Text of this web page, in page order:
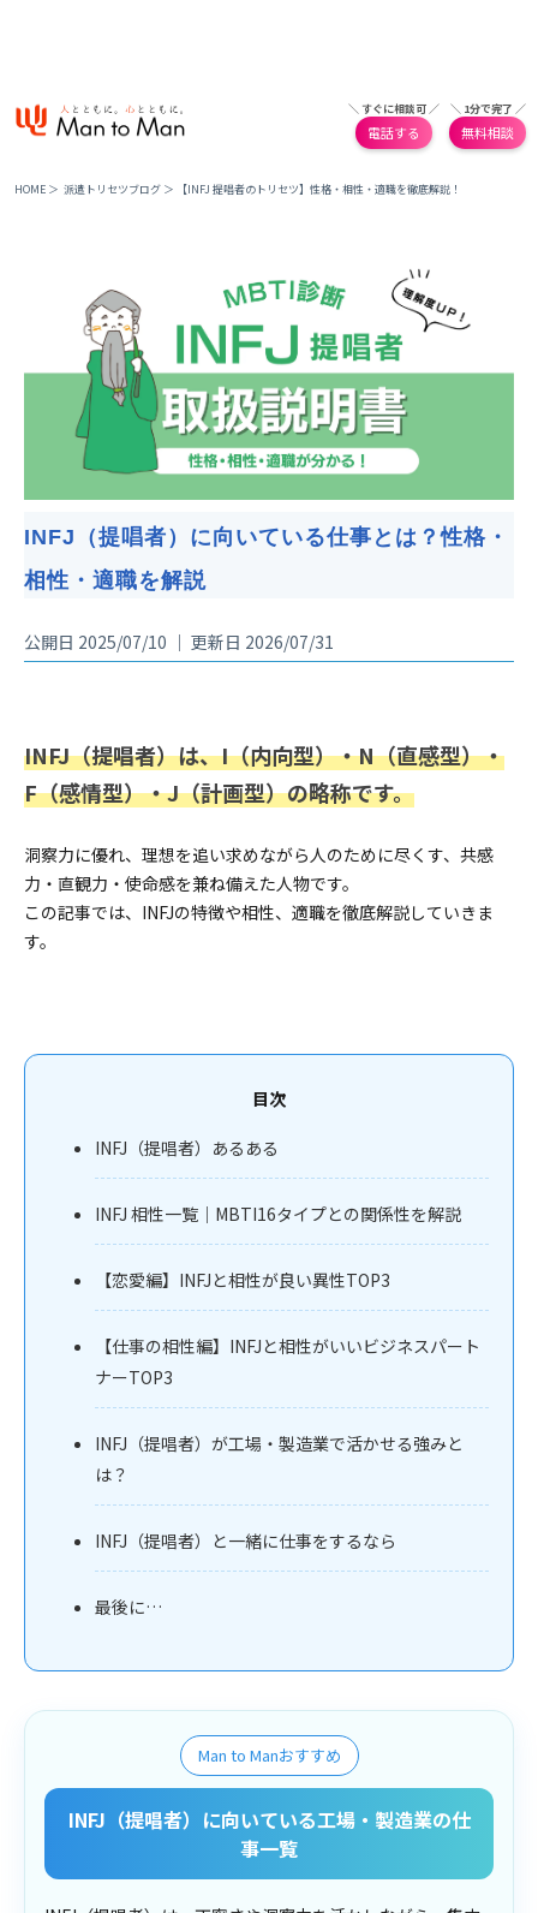
＼ すぐに相談可 ／
電話する
＼ 1分で完了 ／
無料相談
HOME ＞ 派遣トリセツブログ ＞ 【INFJ 提唱者のトリセツ】性格・相性・適職を徹底解説！
INFJ（提唱者）に向いている仕事とは？性格・
相性・適職を解説
公開日 2025/07/10 ｜ 更新日 2026/07/31
INFJ（提唱者）は、I（内向型）・N（直感型）・
F（感情型）・J（計画型）の略称です。
洞察力に優れ、理想を追い求めながら人のために尽くす、共感
力・直観力・使命感を兼ね備えた人物です。
この記事では、INFJの特徴や相性、適職を徹底解説していきま
す。
目次
INFJ（提唱者）あるある
INFJ 相性一覧｜MBTI16タイプとの関係性を解説
【恋愛編】INFJと相性が良い異性TOP3
【仕事の相性編】INFJと相性がいいビジネスパート
ナーTOP3
INFJ（提唱者）が工場・製造業で活かせる強みと
は？
INFJ（提唱者）と一緒に仕事をするなら
最後に…
Man to Manおすすめ
INFJ（提唱者）に向いている工場・製造業の仕
事一覧